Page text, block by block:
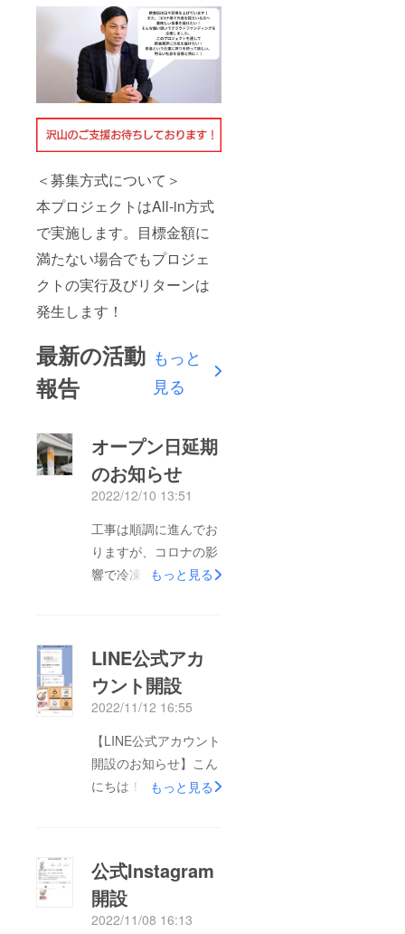
＜募集方式について＞
本プロジェクトはAll-in方式
で実施します。目標金額に
満たない場合でもプロジェ
クトの実行及びリターンは
発生します！
最新の活動
報告
もっと
見る
オープン日延期
のお知らせ
2022/12/10 13:51
工事は順調に進んでお
りますが、コロナの影
響で冷凍庫の入荷時期
ンが厳しい状況でござ
います。1月上旬には
オープンできるよう
しっかりと準備してい
きたいと思います！リ
ターンに関しては12月
下旬から順次発送させ
もっと見る
LINE公式アカ
ウント開設
2022/11/12 16:55
【LINE公式アカウント
開設のお知らせ】こん
にちは！この度LINE公
加時には・・・。クー
ポンが当たる抽選
も！！友だち追加はこ
もっと見る
公式Instagram
開設
2022/11/08 16:13